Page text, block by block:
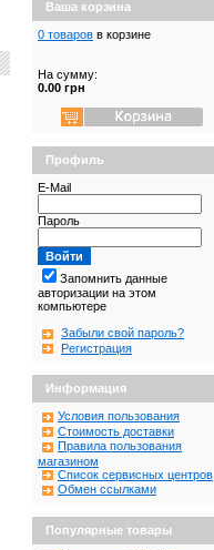
Ваша корзина
0 товаров в корзине
На сумму:
0.00 грн
Профиль
E-Mail
Пароль
Запомнить данные
авторизации на этом
компьютере
Забыли свой пароль?
Регистрация
Информация
Условия пользования
Стоимость доставки
Правила пользования
магазином
Список сервисных центров
Обмен ссылками
Популярные товары